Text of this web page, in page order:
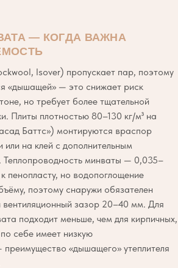
— КОГДА ВАЖНА
Isover) пропускает пар, поэтому
«дышащей» — это снижает риск
но требует более тщательной
Плиты плотностью 80–130 кг/м³ на
Баттс») монтируются враспор
на клей с дополнительным
Теплопроводность минваты — 0,035–
пенопласту, но водопоглощение
поэтому снаружи обязателен
зазор 20–40 мм. Для
подходит меньше, чем для кирпичных,
себе имеет низкую
«дышащего» утеплителя